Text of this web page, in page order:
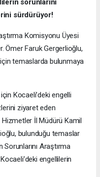
sorunlarını
sürdürüyor!
Komisyonu Üyesi
Ömer Faruk Gergerlioğlu,
temaslarda bulunmaya
Kocaeli’deki engelli
ziyaret eden
İl Müdürü Kamil
bulunduğu temaslar
Araştırma
engellilerin